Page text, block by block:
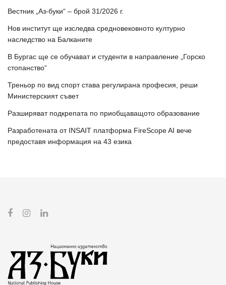
Вестник „Аз-буки“ – брой 31/2026 г.
Нов институт ще изследва средновековното културно
наследство на Балканите
В Бургас ще се обучават и студенти в направление „Горско
стопанство“
Треньор по вид спорт става регулирана професия, реши
Министерският съвет
Разширяват подкрепата по приобщаващото образование
Разработената от INSAIT платформа FireScope AI вече
предоставя информация на 43 езика